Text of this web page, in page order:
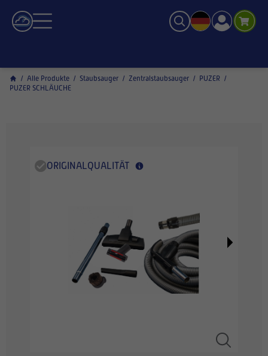
/ Alle Produkte / Staubsauger / Zentralstaubsauger / PUZER /
PUZER SCHLÄUCHE
ORIGINALQUALITÄT